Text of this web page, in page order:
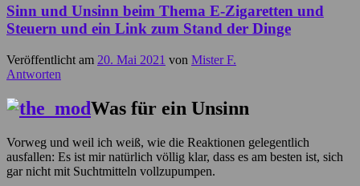
Sinn und Unsinn beim Thema E-Zigaretten und
Steuern und ein Link zum Stand der Dinge
Veröffentlicht am 20. Mai 2021 von Mister F.
Antworten
Was für ein Unsinn
Vorweg und weil ich weiß, wie die Reaktionen gelegentlich
ausfallen: Es ist mir natürlich völlig klar, dass es am besten ist, sich
gar nicht mit Suchtmitteln vollzupumpen.